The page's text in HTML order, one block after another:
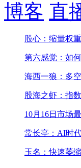
博客 直
股心：缩量权
第六感觉：如
海西一狼：多
股海之虾：指
10月16日市场
常长亭：AI时
玉名：快速萎